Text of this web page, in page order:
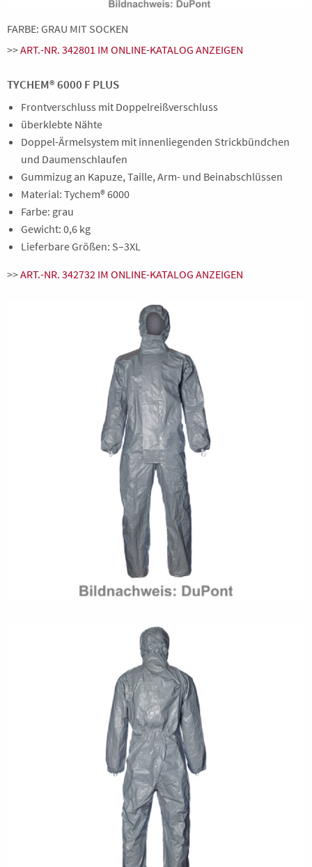
FARBE: GRAU MIT SOCKEN
>>ART.-NR. 342801 IM ONLINE-KATALOG ANZEIGEN
TYCHEM® 6000 F PLUS
Frontverschluss mit Doppelreißverschluss
überklebte Nähte
Doppel-Ärmelsystem mit innenliegenden Strickbündchen
und Daumenschlaufen
Gummizug an Kapuze, Taille, Arm- und Beinabschlüssen
Material: Tychem® 6000
Farbe: grau
Gewicht: 0,6 kg
Lieferbare Größen: S–3XL
>>ART.-NR. 342732 IM ONLINE-KATALOG ANZEIGEN